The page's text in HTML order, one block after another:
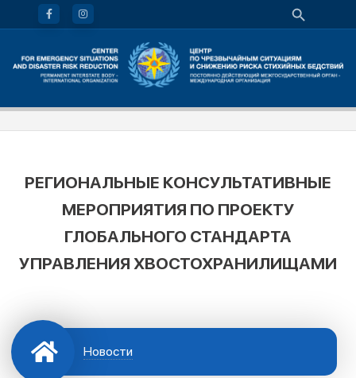
РЕГИОНАЛЬНЫЕ КОНСУЛЬТАТИВНЫЕ
МЕРОПРИЯТИЯ ПО ПРОЕКТУ
ГЛОБАЛЬНОГО СТАНДАРТА
УПРАВЛЕНИЯ ХВОСТОХРАНИЛИЩАМИ
Новости